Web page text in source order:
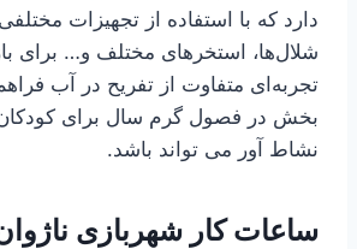
دارد که با استفاده از تجهیزات
شلال‌ها، استخر‌های مختلف و… برای
تجربه‌ای متفاوت از تفریح در آب
بخش در فصول گرم سال برای کودکان
نشاط آور می تواند باشد.
ساعات کار شهربازی